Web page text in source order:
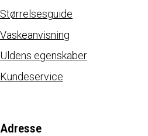
Størrelsesguide
Vaskeanvisning
Uldens egenskaber
Kundeservice
Adresse